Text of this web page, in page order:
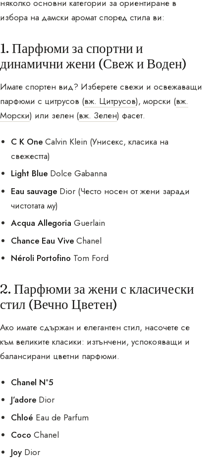
няколко основни категории за ориентиране в
избора на дамски аромат според стила ви:
1. Парфюми за спортни и
динамични жени (Свеж и Воден)
Имате спортен вид? Изберете свежи и освежаващи
парфюми с цитрусов (вж. Цитрусов), морски (вж.
Морски) или зелен (вж. Зелен) фасет.
C K One Calvin Klein (Унисекс, класика на
свежестта)
Light Blue Dolce Gabanna
Eau sauvage Dior (Често носен от жени заради
чистотата му)
Acqua Allegoria Guerlain
Chance Eau Vive Chanel
Néroli Portofino Tom Ford
2. Парфюми за жени с класически
стил (Вечно Цветен)
Ако имате сдържан и елегантен стил, насочете се
към великите класики: изтънчени, успокояващи и
балансирани цветни парфюми.
Chanel N°5
J’adore Dior
Chloé Eau de Parfum
Coco Chanel
Joy Dior